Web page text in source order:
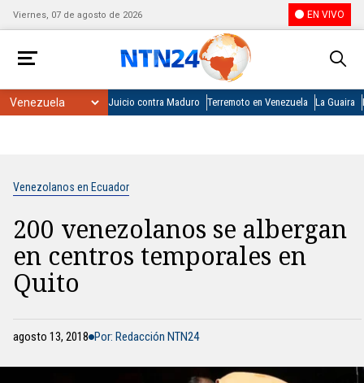
Viernes, 07 de agosto de 2026 EN VIVO
Juicio contra Maduro Terremoto en Venezuela La Guaira
Venezolanos en Ecuador
200 venezolanos se albergan
en centros temporales en
Quito
agosto 13, 2018 Por: Redacción NTN24